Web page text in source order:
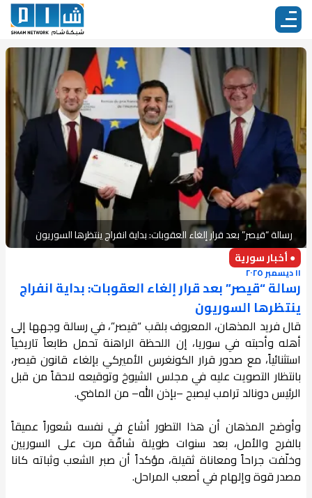
رسالة “قيصر” بعد قرار إلغاء العقوبات: بداية انفراج ينتظرها السوريون
● أخبار سورية
١١ ديسمبر ٢٠٢٥
رسالة “قيصر” بعد قرار إلغاء العقوبات: بداية انفراج
ينتظرها السوريون
قال فريد المذهان، المعروف بلقب “قيصر”، في رسالة وجهها إلى
أهله وأحبته في سوريا، إن اللحظة الراهنة تحمل طابعاً تاريخياً
استثنائياً، مع صدور قرار الكونغرس الأميركي بإلغاء قانون قيصر،
بانتظار التصويت عليه في مجلس الشيوخ وتوقيعه لاحقاً من قبل
الرئيس دونالد ترامب ليصبح –بإذن الله– من الماضي.
وأوضح المذهان أن هذا التطور أشاع في نفسه شعوراً عميقاً
بالفرح والأمل، بعد سنوات طويلة شاقّة مرت على السوريين
وخلّفت جراحاً ومعاناة ثقيلة، مؤكداً أن صبر الشعب وثباته كانا
مصدر قوة وإلهام في أصعب المراحل.